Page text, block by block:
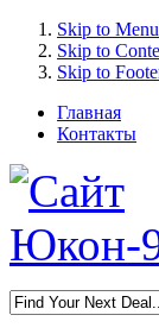
Skip to Menu
Skip to
Skip to
Главная
Контакты